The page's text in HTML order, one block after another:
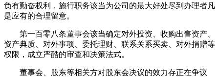
负有勤奋权利，施行职务该当为公司的最大好处尽到办理者凡
是应有的合理留意。
第一百零八条董事会该当确定对外投资、收购出售资产、
资产典质、对外事项、委托理财、联系关系买卖、对外捐赠等
权限，成立严酷的审查和决策法式。
董事会、股东等相关方对股东会决议的效力存正在争议